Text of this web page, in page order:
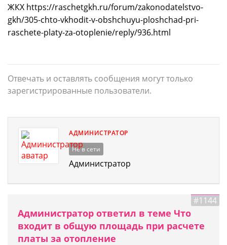
ЖКХ https://raschetgkh.ru/forum/zakonodatelstvo-
gkh/305-chto-vkhodit-v-obshchuyu-ploshchad-pri-
raschete-platy-za-otoplenie/reply/936.html
Отвечать и оставлять сообщения могут только
зарегистрированные пользователи.
АДМИНИСТРАТОР
Не в сети
Администратор
#1144
Администратор ответил в теме Что
входит в общую площадь при расчете
платы за отопление